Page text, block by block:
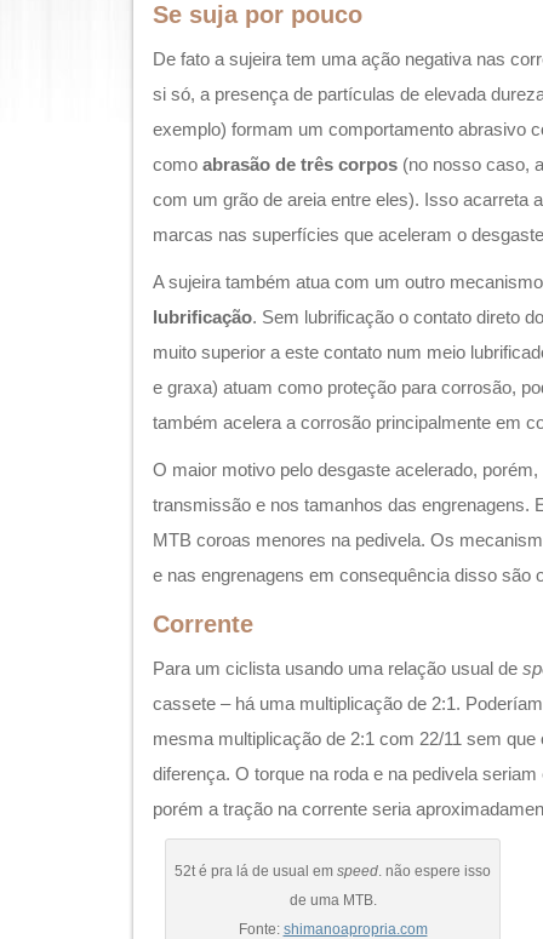
Se suja por pouco
De fato a sujeira tem uma ação negativa nas
si só, a presença de partículas de elevada
exemplo) formam um comportamento abrasivo
como abrasão de três corpos (no nosso caso,
com um grão de areia entre eles). Isso acarreta
marcas nas superfícies que aceleram o
A sujeira também atua com um outro
lubrificação. Sem lubrificação o contato direto
muito superior a este contato num meio
e graxa) atuam como proteção para corrosão,
também acelera a corrosão principalmente em
O maior motivo pelo desgaste acelerado,
transmissão e nos tamanhos das engrenagens.
MTB coroas menores na pedivela. Os
e nas engrenagens em consequência disso são
Corrente
Para um ciclista usando uma relação usual de
cassete – há uma multiplicação de 2:1.
mesma multiplicação de 2:1 com 22/11 sem
diferença. O torque na roda e na pedivela
porém a tração na corrente seria
52t é pra lá de usual em speed. não espere isso
de uma MTB.
Fonte: shimanoapropria.com